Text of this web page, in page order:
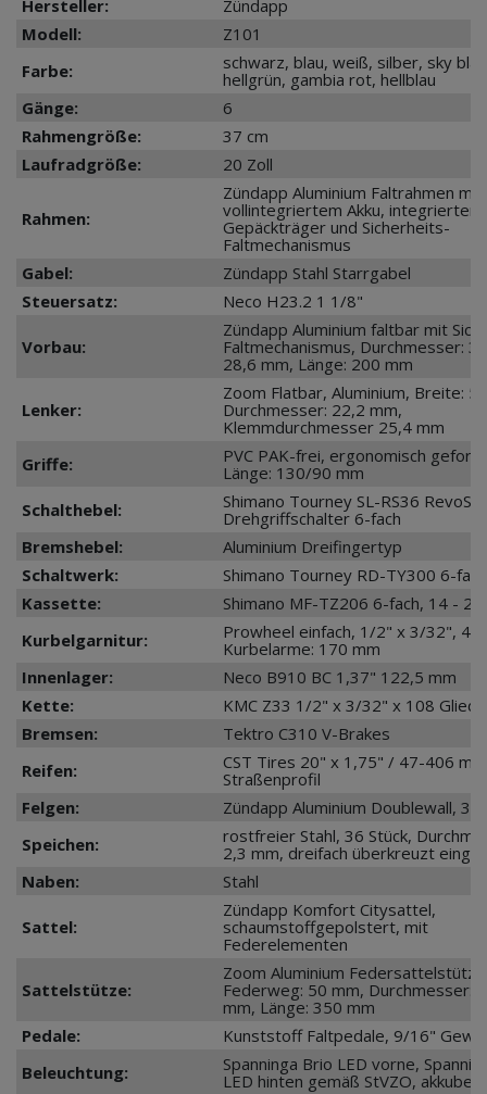
Hersteller:
Zündapp
Modell:
Z101
Farbe:
schwarz, blau, weiß, silber, sky
hellgrün, gambia rot, hellblau
Gänge:
6
Rahmengröße:
37 cm
Laufradgröße:
20 Zoll
Rahmen:
Zündapp Aluminium Faltrahmen mit
vollintegriertem Akku, integriertem
Gepäckträger und Sicherheits-
Faltmechanismus
Gabel:
Zündapp Stahl Starrgabel
Steuersatz:
Neco H23.2 1 1/8"
Vorbau:
Zündapp Aluminium faltbar mit
Faltmechanismus, Durchmesser:
28,6 mm, Länge: 200 mm
Lenker:
Zoom Flatbar, Aluminium, Breite:
Durchmesser: 22,2 mm,
Klemmdurchmesser 25,4 mm
Griffe:
PVC PAK-frei, ergonomisch
Länge: 130/90 mm
Schalthebel:
Shimano Tourney SL-RS36
Drehgriffschalter 6-fach
Bremshebel:
Aluminium Dreifingertyp
Schaltwerk:
Shimano Tourney RD-TY300 6-fach
Kassette:
Shimano MF-TZ206 6-fach, 14 - 24
Kurbelgarnitur:
Prowheel einfach, 1/2" x 3/32", 42
Kurbelarme: 170 mm
Innenlager:
Neco B910 BC 1,37" 122,5 mm
Kette:
KMC Z33 1/2" x 3/32" x 108
Bremsen:
Tektro C310 V-Brakes
Reifen:
CST Tires 20" x 1,75" / 47-406 mit
Straßenprofil
Felgen:
Zündapp Aluminium Doublewall, 36
Speichen:
rostfreier Stahl, 36 Stück,
2,3 mm, dreifach überkreuzt
Naben:
Stahl
Sattel:
Zündapp Komfort Citysattel,
schaumstoffgepolstert, mit
Federelementen
Sattelstütze:
Zoom Aluminium
Federweg: 50 mm, Durchmesser:
mm, Länge: 350 mm
Pedale:
Kunststoff Faltpedale, 9/16"
Beleuchtung:
Spanninga Brio LED vorne,
LED hinten gemäß StVZO,